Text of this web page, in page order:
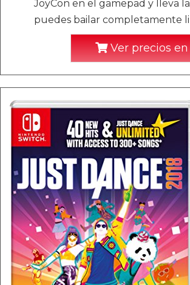
JoyCon en el gamepad y lleva
puedes bailar completamente
Ver precios